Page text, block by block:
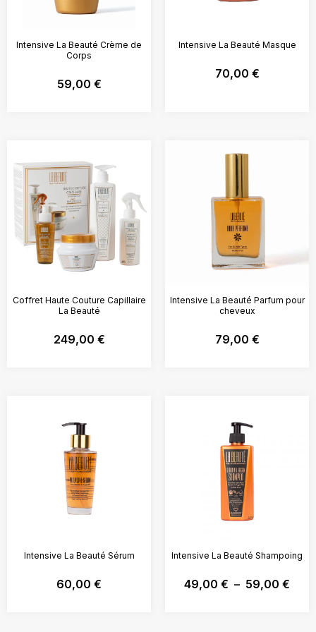
Intensive La Beauté Crème de
Corps
59,00 €
Intensive La Beauté Masque
70,00 €
Coffret Haute Couture Capillaire
La Beauté
249,00 €
Intensive La Beauté Parfum pour
cheveux
79,00 €
Intensive La Beauté Sérum
60,00 €
Intensive La Beauté Shampoing
49,00 € – 59,00 €